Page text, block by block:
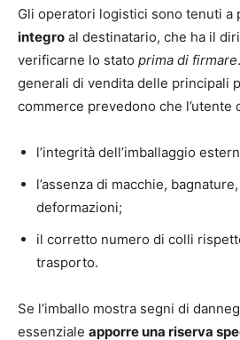
Gli operatori logistici sono tenuti a
integro al destinatario, che ha il
verificarne lo stato prima di firmare
generali di vendita delle principali
commerce prevedono che l’utente
l’integrità dell’imballaggio
l’assenza di macchie,
deformazioni;
il corretto numero di colli
trasporto.
Se l’imballo mostra segni di
essenziale apporre una riserva